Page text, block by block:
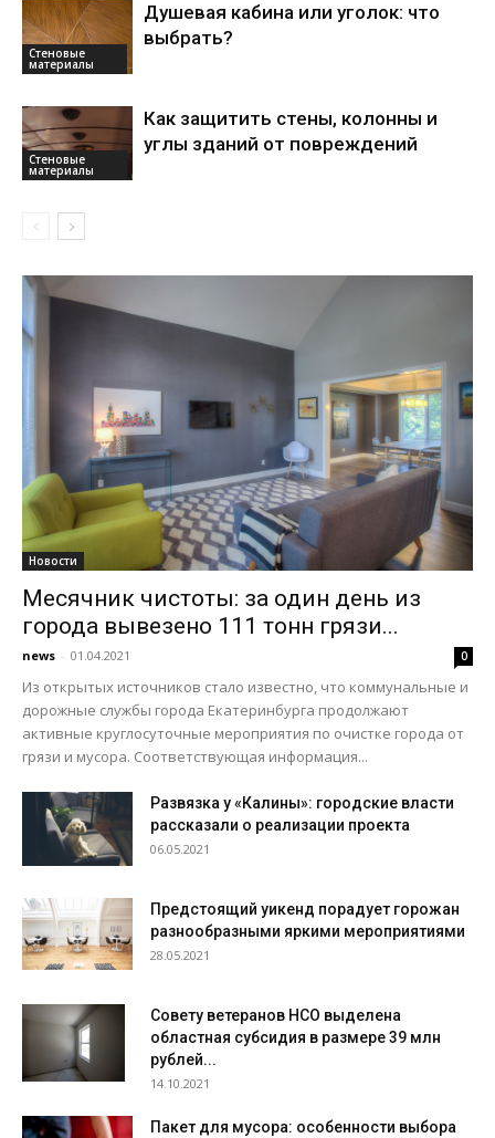
Стеновые
материалы
Душевая кабина или уголок: что
выбрать?
Стеновые
материалы
Как защитить стены, колонны и
углы зданий от повреждений
Новости
Месячник чистоты: за один день из
города вывезено 111 тонн грязи...
news - 01.04.2021 0
Из открытых источников стало известно, что коммунальные и
дорожные службы города Екатеринбурга продолжают
активные круглосуточные мероприятия по очистке города от
грязи и мусора. Соответствующая информация...
Развязка у «Калины»: городские власти
рассказали о реализации проекта
06.05.2021
Предстоящий уикенд порадует горожан
разнообразными яркими мероприятиями
28.05.2021
Совету ветеранов НСО выделена
областная субсидия в размере 39 млн
рублей...
14.10.2021
Пакет для мусора: особенности выбора